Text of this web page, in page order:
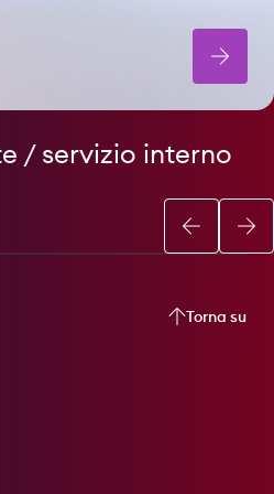
/ servizio interno
Torna su